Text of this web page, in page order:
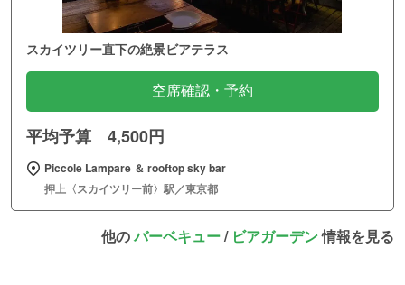
スカイツリー直下の絶景ビアテラス
空席確認・予約
平均予算 4,500円
Piccole Lampare ＆ rooftop sky bar
押上〈スカイツリー前〉駅／東京都
他のバーベキュー/ ビアガーデン情報を見る